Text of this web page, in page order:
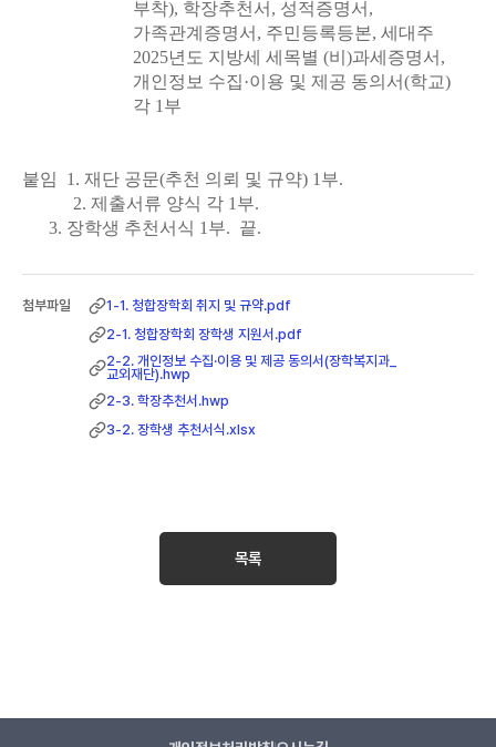
부착), 학장추천서, 성적증명서,
가족관계증명서, 주민등록등본, 세대주
2025년도 지방세 세목별 (비)과세증명서,
개인정보 수집·이용 및 제공 동의서(학교)
각 1부
붙임 1. 재단 공문(추천 의뢰 및 규약) 1부.
2. 제출서류 양식 각 1부.
3. 장학생 추천서식 1부. 끝.
1-1. 청합장학회 취지 및 규약.pdf
2-1. 청합장학회 장학생 지원서.pdf
2-2. 개인정보 수집·이용 및 제공 동의서(장학복지과_
교외재단).hwp
2-3. 학장추천서.hwp
3-2. 장학생 추천서식.xlsx
목록